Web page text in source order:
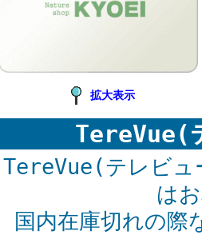
拡大表示
TereVue(
TereVue(テレビュ
は
国内在庫切れの際